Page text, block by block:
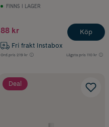
FINNS I LAGER
88 kr
Fri frakt Instabox
Ord.pris 219 kr Lägsta pris 110 kr
Köp
Deal